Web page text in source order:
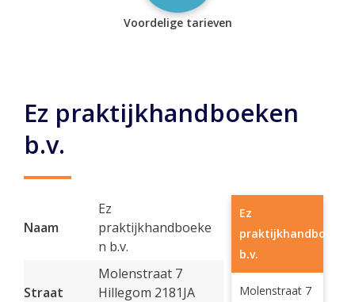
Voordelige tarieven
Ez praktijkhandboeken
b.v.
Naam
Ez
praktijkhandboeke
n b.v.
Straat
Molenstraat 7
Hillegom 2181JA
Ez
praktijkhandboeken
b.v.
Molenstraat 7